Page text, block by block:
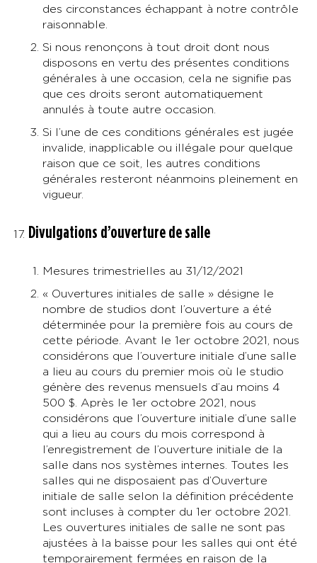
des circonstances échappant à notre contrôle
raisonnable.
Si nous renonçons à tout droit dont nous
disposons en vertu des présentes conditions
générales à une occasion, cela ne signifie pas
que ces droits seront automatiquement
annulés à toute autre occasion.
Si l’une de ces conditions générales est jugée
invalide, inapplicable ou illégale pour quelque
raison que ce soit, les autres conditions
générales resteront néanmoins pleinement en
vigueur.
Divulgations d’ouverture de salle
Mesures trimestrielles au 31/12/2021
« Ouvertures initiales de salle » désigne le
nombre de studios dont l’ouverture a été
déterminée pour la première fois au cours de
cette période. Avant le 1er octobre 2021, nous
considérons que l’ouverture initiale d’une salle
a lieu au cours du premier mois où le studio
génère des revenus mensuels d’au moins 4
500 $. Après le 1er octobre 2021, nous
considérons que l’ouverture initiale d’une salle
qui a lieu au cours du mois correspond à
l’enregistrement de l’ouverture initiale de la
salle dans nos systèmes internes. Toutes les
salles qui ne disposaient pas d’Ouverture
initiale de salle selon la définition précédente
sont incluses à compter du 1er octobre 2021.
Les ouvertures initiales de salle ne sont pas
ajustées à la baisse pour les salles qui ont été
temporairement fermées en raison de la